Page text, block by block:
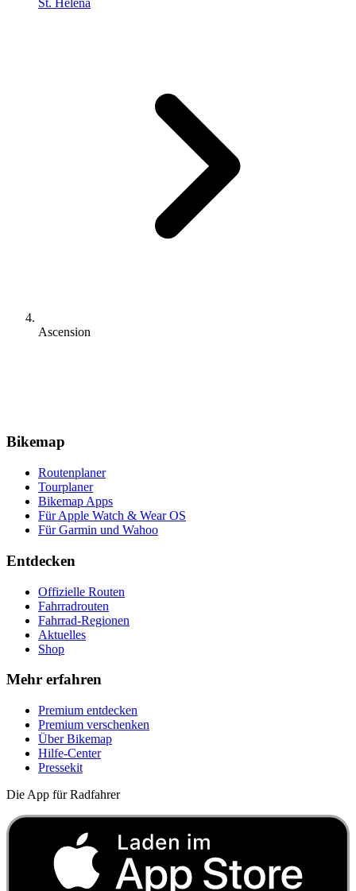
Ascension
Bikemap
Routenplaner
Tourplaner
Bikemap Apps
Für Apple Watch & Wear OS
Für Garmin und Wahoo
Entdecken
Offizielle Routen
Fahrradrouten
Fahrrad-Regionen
Aktuelles
Shop
Mehr erfahren
Premium entdecken
Premium verschenken
Über Bikemap
Hilfe-Center
Pressekit
Die App für Radfahrer